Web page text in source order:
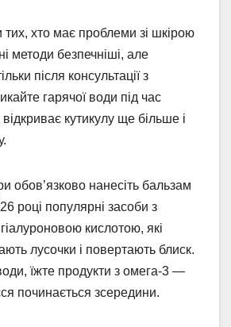
тих, хто має проблеми зі шкірою
методи безпечніші, але
після консультації з
гарячої води під час
кутикулу ще більше і
обов’язково нанесіть бальзам
році популярні засоби з
кислотою, які
лусочки і повертають блиск.
їжте продукти з омега-3 —
починається зсередини.